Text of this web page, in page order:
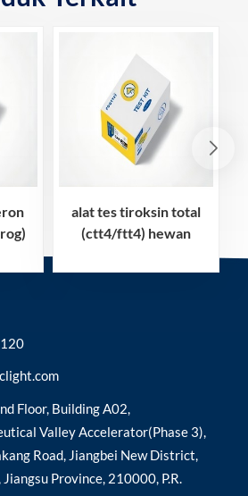
alat tes tiroksin total
(ctt4/ftt4) hewan
Floor, Building A02,
Valley Accelerator(Phase 3),
Road, Jiangbei New District,
Province, 210000, P.R.